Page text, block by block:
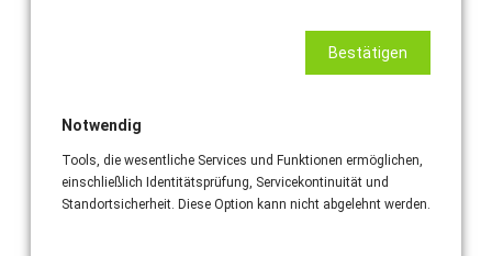
E-MAIL-ADRESSE*
TELEFONNUMMER (EMPFOHLEN)
Bestätigen
Notwendig
Tools, die wesentliche Services und Funktionen ermöglichen,
einschließlich Identitätsprüfung, Servicekontinuität und
Standortsicherheit. Diese Option kann nicht abgelehnt werden.